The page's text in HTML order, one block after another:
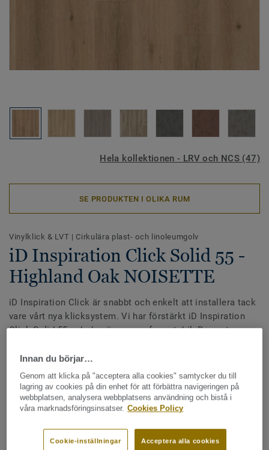
Hela kollektionen - LRV och NCS (47)
SE PRODUKTEN I OLIKA RUM
Vinylklick & LVT | Cirkulära plast- och linoleumgolv
iD Inspiration Click Solid 55 -
Highland Oak NOISETTE
iD Inspiration Click är snabbt och enkelt att installera tack
vare vårt nya klicksystem. Vi har förstärkt iD Inspiration
Click Solid 55 och den är nu mer formstabil. Den extra
golv och på klinkerplattor med tunna fogar (se
läggningsanvisningen).
Se mer
VIKTIGA EGENSKAPER
Skapad för miljöer med hög trafik
Enkel renovering
Innan du börjar…
Genom att klicka på "acceptera alla cookies" samtycker du till
lagring av cookies på din enhet för att förbättra navigeringen på
webbplatsen, analysera webbplatsens användning och bistå i
våra marknadsföringsinsatser. Cookies Policy
Acceptera alla cookies
Cookie-inställningar